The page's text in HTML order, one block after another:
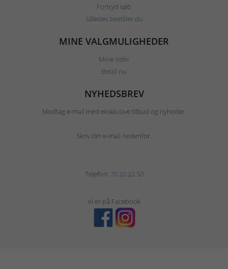
Fortryd køb
Således bestiller du
MINE VALGMULIGHEDER
Mine sider
Bestil nu
NYHEDSBREV
Modtag e-mail med eksklusive tilbud og nyheder.
Skriv din e-mail nedenfor.
Telefon: 70 20 22 50
Vi er på Facebook